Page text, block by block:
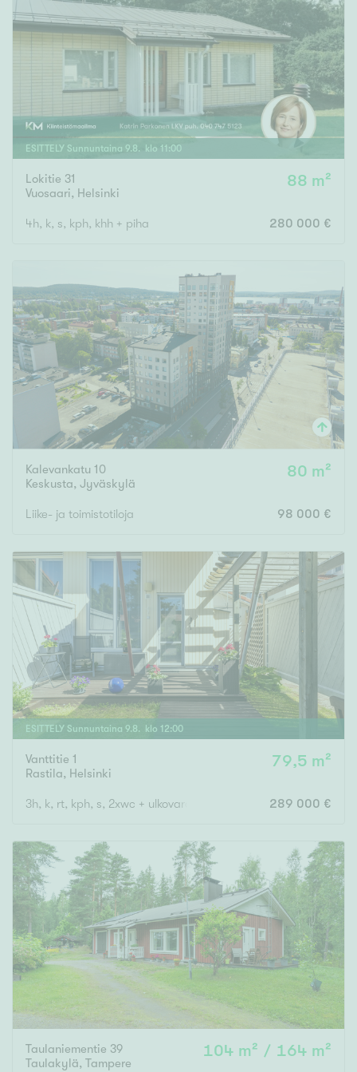
ESITTELY Sunnuntaina 9.8. klo 11 :00
Lokitie 31
Vuosaari, Helsinki
88 m²
4h, k, s, kph, khh + piha 280 000 €
Kalevankatu 10
Keskusta, Jyväskylä
80 m²
Liike- ja toimistotiloja 98 000 €
ESITTELY Sunnuntaina 9.8. klo 12:00
Vanttitie 1
Rastila, Helsinki
79,5 m²
3h, k, rt, kph, s, 2xwc + ulkovarasto ja piha 289 000 €
Taulaniementie 39
Taulakylä, Tampere
104 m² / 164 m²